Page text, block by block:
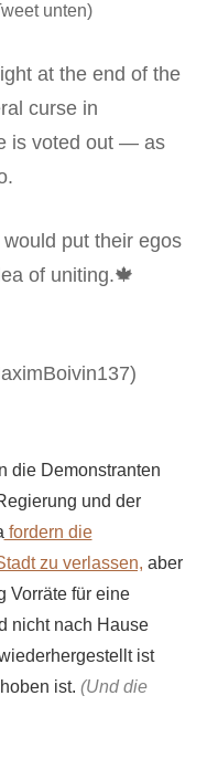
unten)
at the end of the
curse in
is voted out — as
put their egos
of uniting.🍁
die Demonstranten
und der
fordern die
zu verlassen, aber
Vorräte für eine
nicht nach Hause
ist
ist. (Und die